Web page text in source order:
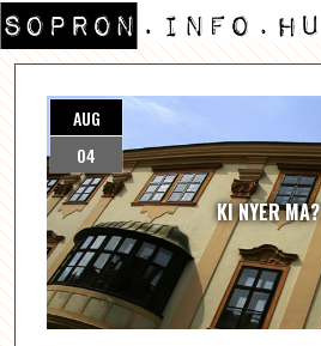
KI NYER MA?
AUG
04